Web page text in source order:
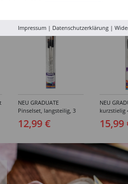
NEU GRADUATE
Pinselset, langsteilig, 3
12,99 €
NEU
kurzstielig
15,99
Impressum| Datenschutzerklärung|